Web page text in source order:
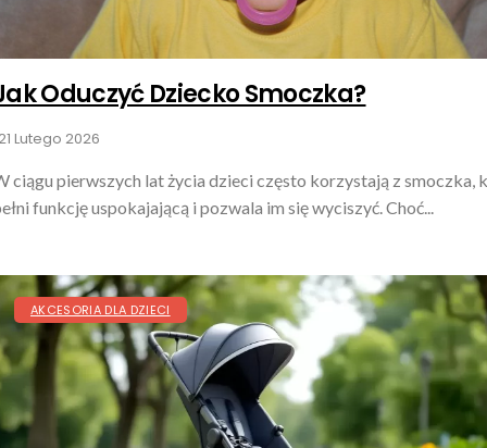
Oduczyć Dziecko Smoczka?
Lutego 2026
ciągu pierwszych lat życia dzieci często korzystają z smoczka,
funkcję uspokajającą i pozwala im się wyciszyć. Choć...
AKCESORIA DLA DZIECI